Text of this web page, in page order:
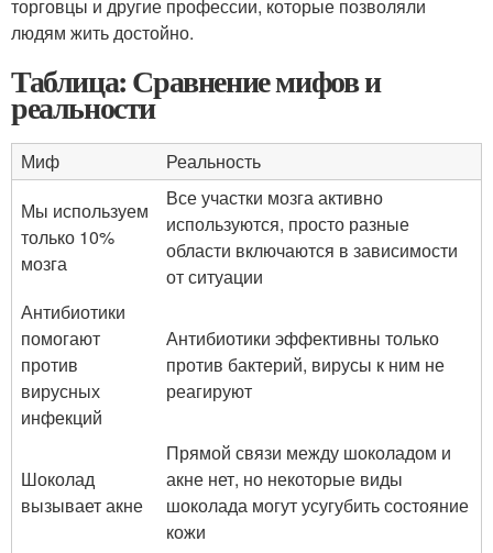
торговцы и другие профессии, которые позволяли
людям жить достойно.
Таблица: Сравнение мифов и
реальности
Миф
Реальность
Мы используем
только 10%
мозга
Все участки мозга активно
используются, просто разные
области включаются в зависимости
от ситуации
Антибиотики
помогают
против
вирусных
инфекций
Антибиотики эффективны только
против бактерий, вирусы к ним не
реагируют
Шоколад
вызывает акне
Прямой связи между шоколадом и
акне нет, но некоторые виды
шоколада могут усугубить состояние
кожи